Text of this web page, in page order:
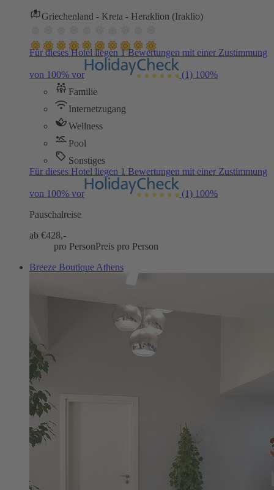
Griechenland - Kreta - Heraklion (Iraklio)
Für dieses Hotel liegen 1 Bewertungen mit einer Zustimmung
von 100% vor (1) 100%
Familie
Internetzugang
Wellness
Pool
Sonstiges
Für dieses Hotel liegen 1 Bewertungen mit einer Zustimmung
von 100% vor (1) 100%
Pauschalreise
ab €428,-
pro PersonPreis pro Person
Breeze Boutique Athens